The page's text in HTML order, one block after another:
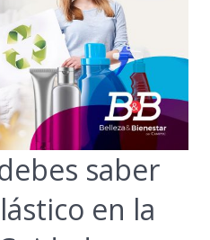
saber
en la